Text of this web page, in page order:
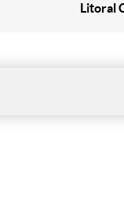
Litoral